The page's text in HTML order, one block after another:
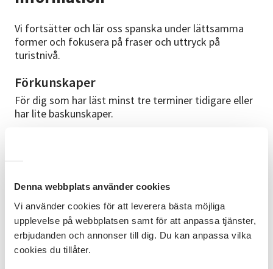
Denna webbplats använder cookies
Vi använder cookies för att leverera bästa möjliga
upplevelse på webbplatsen samt för att anpassa tjänster,
erbjudanden och annonser till dig. Du kan anpassa vilka
cookies du tillåter.
Vi fortsätter och lär oss spanska under lättsamma
former och fokusera på fraser och uttryck på
turistnivå.
Förkunskaper
För dig som har läst minst tre terminer tidigare eller
har lite baskunskaper.
För dig som läst minst tre terminer tidigare. Vi läser
med studiematerialet Hola de nuevo. Meddela vid
vill köpa dem på annat sätt. Spanska termin 4, start
10 september kl.16.30-18-00, varje vecka, åtta
tillfällen under hösten.